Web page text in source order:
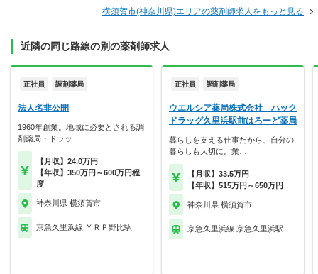
横須賀市(神奈川県)エリアの薬剤師求人をもっと見る
近隣の同じ路線の別の薬剤師求人
正社員 調剤薬局
法人名非公開
1960年創業。地域に必要とされる調
剤薬局・ドラッ…
【月収】24.0万円
【年収】350万円～600万円程
度
神奈川県 横須賀市
京急久里浜線 ＹＲＰ野比駅
正社員 調剤薬局
ウエルシア薬局株式会社 ハック
ドラッグ久里浜駅前はろーど薬局
暮らしを支える仕事だから、自分の
暮らしも大切に。業…
【月収】33.5万円
【年収】515万円～650万円
神奈川県 横須賀市
京急久里浜線 京急久里浜駅